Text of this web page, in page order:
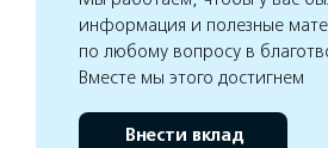
информация и полезные
по любому вопросу в
Вместе мы этого достигнем
Внести вклад